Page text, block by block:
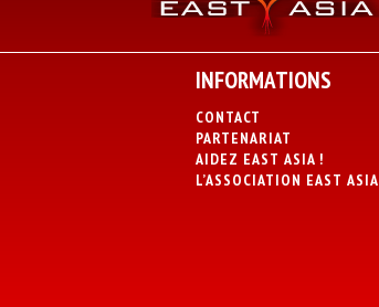
INFORMATIONS
CONTACT
PARTENARIAT
AIDEZ EAST ASIA !
L’ASSOCIATION EAST ASIA